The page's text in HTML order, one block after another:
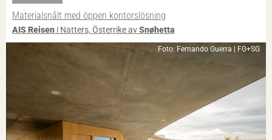
Materialsnålt med öppen kontorslösning
AIS Reisen i Natters, Österrike avSnøhetta
Foto: Fernando Guerra | FG+SG